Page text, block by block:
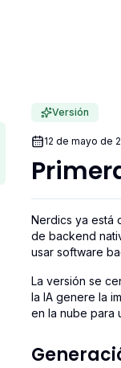
Versión
12 de mayo de
Nerdics ya está
de backend
usar software
La versión se
la IA genere la
en la nube para